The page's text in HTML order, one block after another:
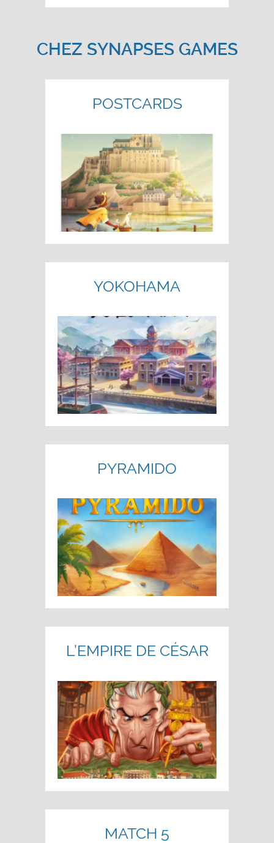
CHEZ SYNAPSES GAMES
POSTCARDS
YOKOHAMA
PYRAMIDO
L’EMPIRE DE CÉSAR
MATCH 5